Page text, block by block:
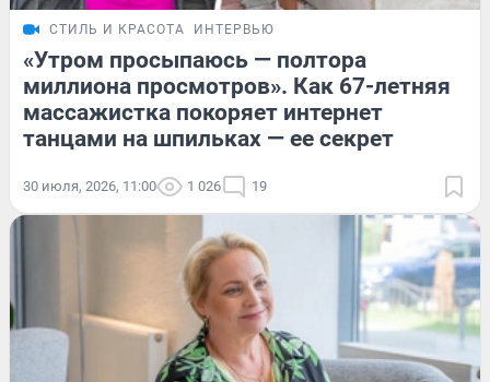
СТИЛЬ И КРАСОТА ИНТЕРВЬЮ
«Утром просыпаюсь — полтора
миллиона просмотров». Как 67-летняя
массажистка покоряет интернет
танцами на шпильках — ее секрет
30 июля, 2026, 11:00 1 026 19